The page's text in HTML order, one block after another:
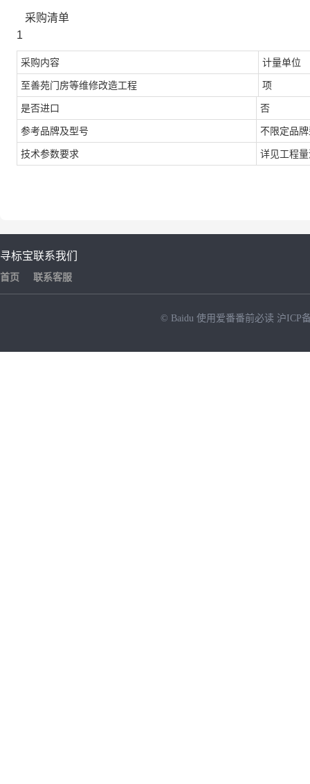
采购清单
1
采购内容 计量单位
至善苑门房等维修改造工程 项
是否进口 否
参考品牌及型号 不限定品
技术参数要求 详见工程
寻标宝
首页
联系我们
联系客服
© Baidu 使用爱番番前必读 沪ICP